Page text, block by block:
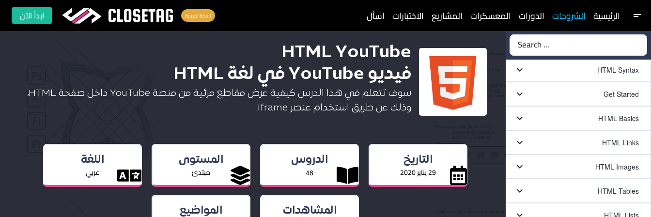
short_text الرئيسية الشروحات الدورات المعسكرات المشاريع الاختبارات اسأل نسخة تجريبية CLOSETAG ابدأ الآن
HTML YouTube
فيديو YouTube في لغة HTML
سوف تتعلم في هذا الدرس كيفية عرض مقاطع مرئية من منصة YouTube داخل صفحة HTML،
وذلك عن طريق استخدام عنصر iframe.
التاريخ
29 يناير 2020
الدروس
48
المستوى
مبتدئ
اللغة
عربي
المشاهدات المواضيع
Search ...
HTML Syntax
keyboard_arrow_down
Get Started
keyboard_arrow_down
HTML Basics
keyboard_arrow_down
HTML Links
keyboard_arrow_down
HTML Images
keyboard_arrow_down
HTML Tables
keyboard_arrow_down
HTML Lists